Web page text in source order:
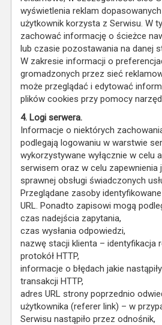
wyświetlenia reklam
użytkownik korzysta z Serwisu. W
zachować informację o ścieżce
lub czasie pozostawania na danej
W zakresie informacji o
gromadzonych przez sieć
może przeglądać i edytować
plików cookies przy pomocy
4. Logi serwera.
Informacje o niektórych
podlegają logowaniu w warstwie
wykorzystywane wyłącznie w celu
serwisem oraz w celu zapewnienia
sprawnej obsługi świadczonych
Przeglądane zasoby
URL. Ponadto zapisowi mogą
czas nadejścia zapytania,
czas wysłania odpowiedzi,
nazwę stacji klienta – identyfikacja
protokół HTTP,
informacje o błędach jakie
transakcji HTTP,
adres URL strony poprzednio
użytkownika (referer link) – w
Serwisu nastąpiło przez odnośnik,